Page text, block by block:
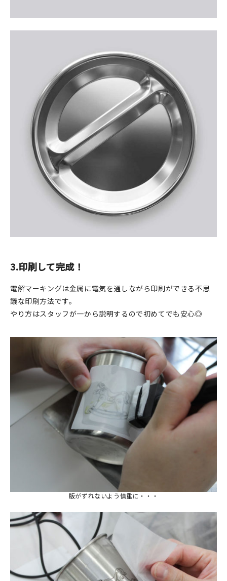
3.印刷して完成！
電解マーキングは金属に電気を通しながら印刷ができる不思
議な印刷方法です。
やり方はスタッフが一から説明するので初めてでも安心◎
版がずれないよう慎重に・・・